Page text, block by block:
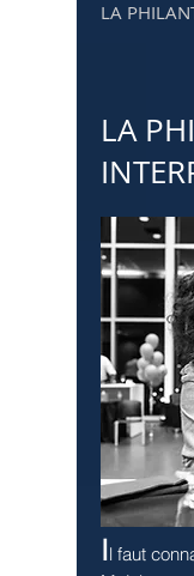
LA
LA
Il faut